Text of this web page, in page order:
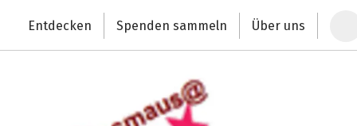
Deutschlands größte Spendenplattform
Entdecken Spenden sammeln Über uns